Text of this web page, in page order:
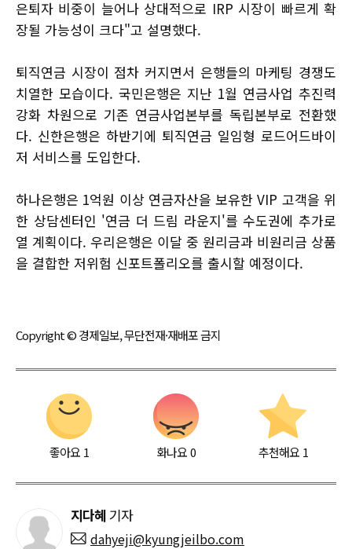
은퇴자 비중이 늘어나 상대적으로 IRP 시장이 빠르게 확
장될 가능성이 크다"고 설명했다.
퇴직연금 시장이 점차 커지면서 은행들의 마케팅 경쟁도
치열한 모습이다. 국민은행은 지난 1월 연금사업 추진력
강화 차원으로 기존 연금사업본부를 독립본부로 전환했
다. 신한은행은 하반기에 퇴직연금 일임형 로드어드바이
저 서비스를 도입한다.
하나은행은 1억원 이상 연금자산을 보유한 VIP 고객을 위
한 상담센터인 '연금 더 드림 라운지'를 수도권에 추가로
열 계획이다. 우리은행은 이달 중 원리금과 비원리금 상품
을 결합한 저위험 신포트폴리오를 출시할 예정이다.
Copyright © 경제일보, 무단전재·재배포 금지
좋아요 1 화나요0 추천해요 1
지다혜 기자
dahyeji@kyungjeilbo.com